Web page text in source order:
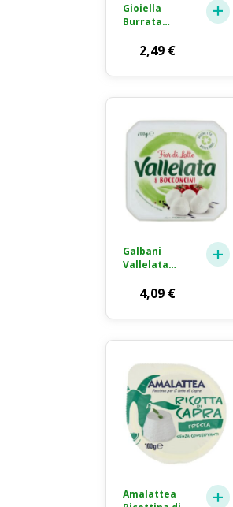
Gioiella
Burrata
Fresco 260g
2,49 €
Galbani
Vallelata
Mozzarella
8x25g
4,09 €
Amalattea